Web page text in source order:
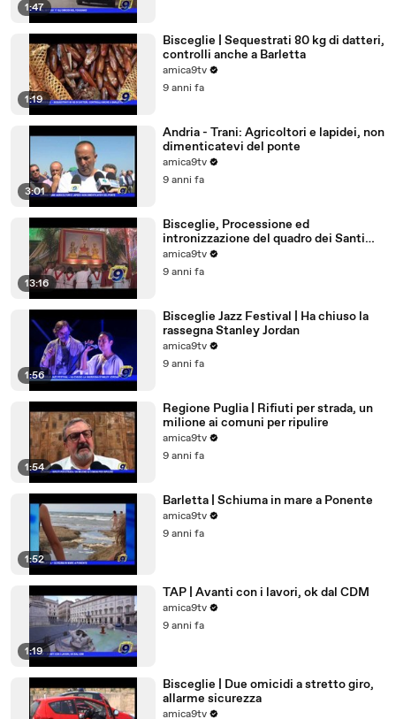
1:47
1:19
Bisceglie | Sequestrati 80 kg di datteri,
controlli anche a Barletta
amica9tv
9 anni fa
3:01
Andria - Trani: Agricoltori e lapidei, non
dimenticatevi del ponte
amica9tv
9 anni fa
13:16
Bisceglie, Processione ed
intronizzazione del quadro dei Santi
Martiri
amica9tv
9 anni fa
1:56
Bisceglie Jazz Festival | Ha chiuso la
rassegna Stanley Jordan
amica9tv
9 anni fa
1:54
Regione Puglia | Rifiuti per strada, un
milione ai comuni per ripulire
amica9tv
9 anni fa
1:52
Barletta | Schiuma in mare a Ponente
amica9tv
9 anni fa
1:19
TAP | Avanti con i lavori, ok dal CDM
amica9tv
9 anni fa
Bisceglie | Due omicidi a stretto giro,
allarme sicurezza
amica9tv